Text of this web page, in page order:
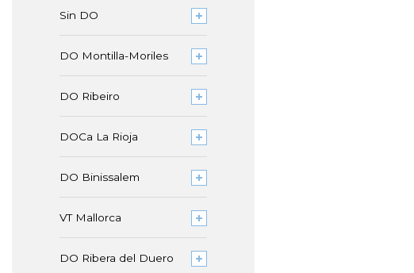
Sin DO
DO Montilla-Moriles
DO Ribeiro
DOCa La Rioja
DO Binissalem
VT Mallorca
DO Ribera del Duero